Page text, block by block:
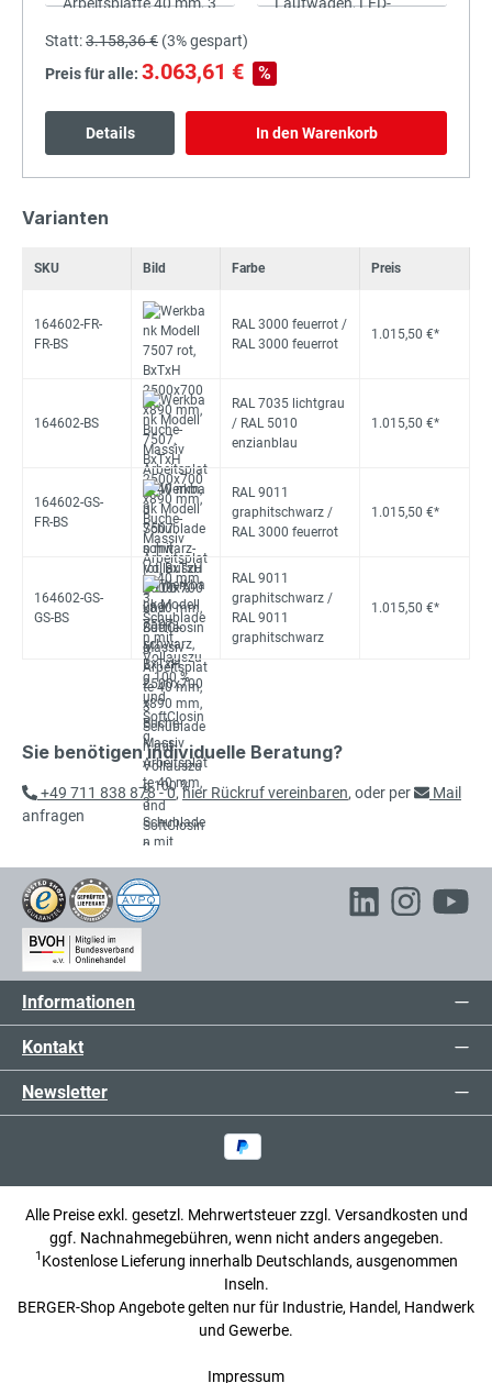
Statt:3.158,36 € (3%gespart)
Preis für alle: 3.063,61 € %
Details In den Warenkorb
Varianten
SKU Bild Farbe Preis
164602-FR-
FR-BS
RAL 3000 feuerrot /
RAL 3000 feuerrot
1.015,50 €*
164602-BS
RAL 7035 lichtgrau
/ RAL 5010
enzianblau
1.015,50 €*
164602-GS-
FR-BS
RAL 9011
graphitschwarz /
RAL 3000 feuerrot
1.015,50 €*
164602-GS-
GS-BS
RAL 9011
graphitschwarz /
RAL 9011
graphitschwarz
1.015,50 €*
Sie benötigen individuelle Beratung?
+49 711 838 878 - 0,hier Rückruf vereinbaren, oder per
Mail
anfragen
Informationen
Kontakt
Newsletter
Alle Preise exkl. gesetzl. Mehrwertsteuer zzgl. Versandkosten und
ggf. Nachnahmegebühren, wenn nicht anders angegeben.
1 Kostenlose Lieferung innerhalb Deutschlands, ausgenommen
Inseln.
BERGER-Shop Angebote gelten nur für Industrie, Handel, Handwerk
und Gewerbe.
Impressum